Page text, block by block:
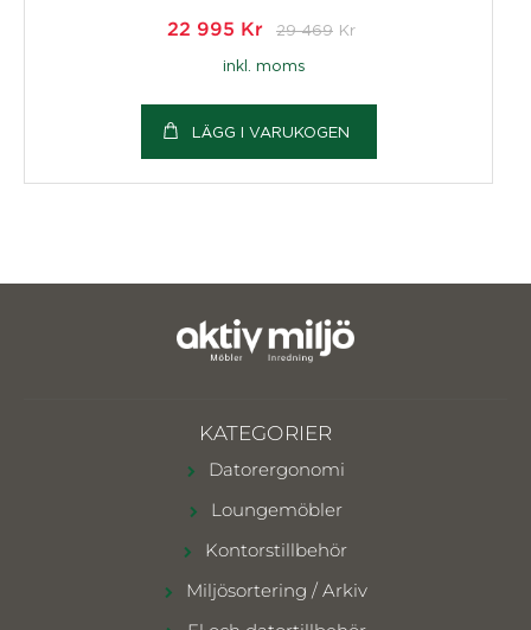
22 995 Kr 29 469 Kr
inkl. moms
LÄGG I VARUKOGEN
KATEGORIER
Datorergonomi
Loungemöbler
Kontorstillbehör
Miljösortering / Arkiv